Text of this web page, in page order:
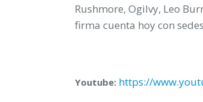
Rushmore, Ogilvy, Leo
firma cuenta hoy con
Youtube: https://